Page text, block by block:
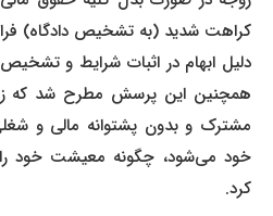
کراهت شدید (به تشخیص دادگاه) فراهم
دلیل ابهام در اثبات شرایط و تشخیص
همچنین این پرسش مطرح شد که
مشترک و بدون پشتوانه مالی و
خود می‌شود، چگونه معیشت خود را
کرد.